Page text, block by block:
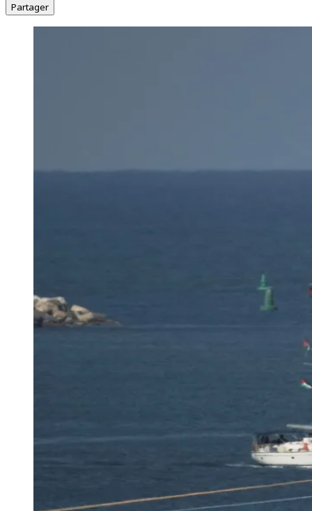
Partager